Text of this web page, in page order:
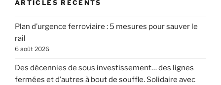
ARTICLES RÉCENTS
Plan d’urgence ferroviaire : 5 mesures pour sauver le
rail
6 août 2026
Des décennies de sous investissement… des lignes
fermées et d’autres à bout de souffle. Solidaire avec